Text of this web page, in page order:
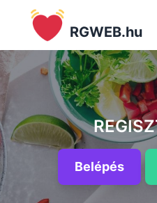
RGWEB.hu
Belépés